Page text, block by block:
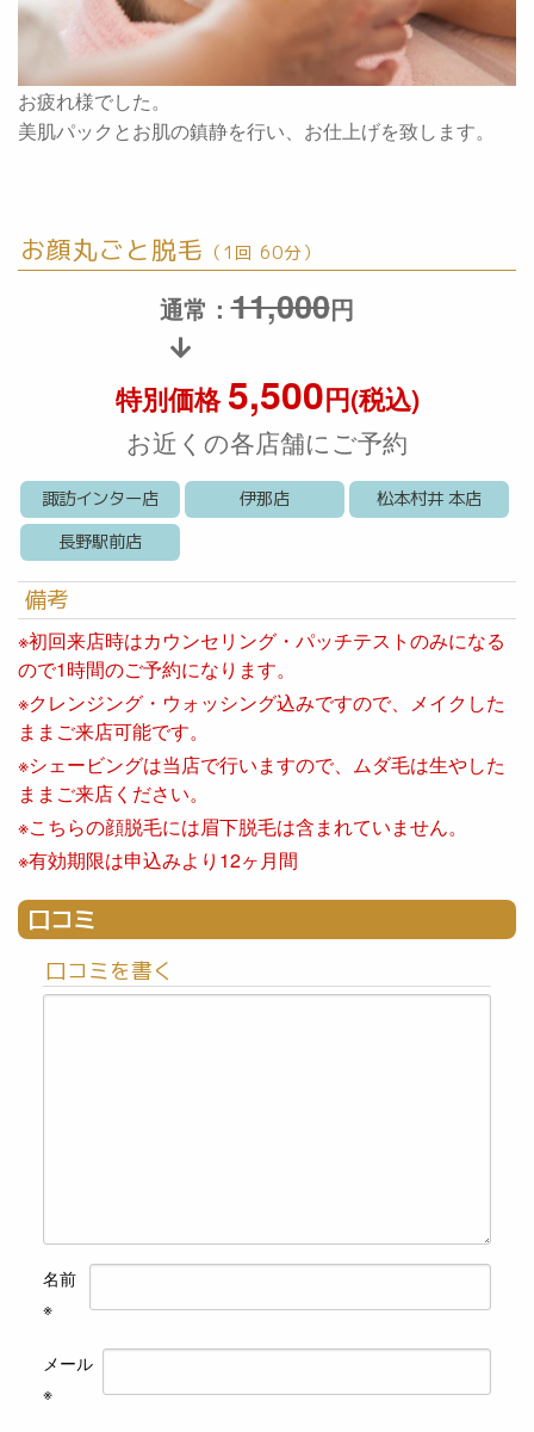
お疲れ様でした。
美肌パックとお肌の鎮静を行い、お仕上げを致します。
お顔丸ごと脱毛 （1回 60分）
通常：11,000円
特別価格5,500円(税込)
お近くの各店舗にご予約
諏訪インター店 伊那店
松本村井 本店
長野駅前店
備考
※初回来店時はカウンセリング・パッチテストのみになる
ので1時間のご予約になります。
※クレンジング・ウォッシング込みですので、メイクした
ままご来店可能です。
※シェービングは当店で行いますので、ムダ毛は生やした
ままご来店ください。
※こちらの顔脱毛には眉下脱毛は含まれていません。
※有効期限は申込みより12ヶ月間
口コミ
口コミを書く
名前
※
メール
※